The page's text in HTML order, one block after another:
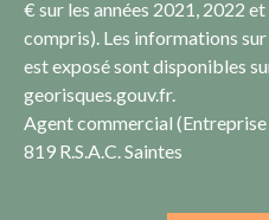
€ sur les années 2021, 2022
compris). Les informations
est exposé sont disponibles
georisques.gouv.fr.
Agent commercial
819 R.S.A.C. Saintes